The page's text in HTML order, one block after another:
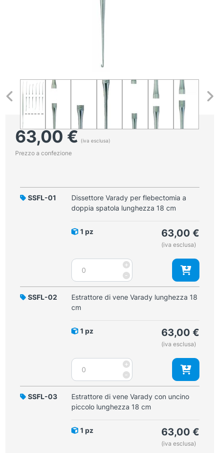
63,00€ (iva esclusa)
Prezzo a confezione
SSFL-01
Dissettore Varady per flebectomia a
doppia spatola lunghezza 18 cm
1 pz 63,00 €
(iva esclusa)
-
Dissettore
Varady
per
flebectomia
a
lunghezza
quantità
+
SSFL-02
Estrattore di vene Varady lunghezza 18
cm
1 pz 63,00 €
(iva esclusa)
-
Estrattore
vene
Varady
lunghezza
quantità
+
SSFL-03
Estrattore di vene Varady con uncino
piccolo lunghezza 18 cm
1 pz 63,00 €
(iva esclusa)